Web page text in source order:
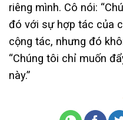
riêng mình. Cô nói:
đó với sự hợp tác của
cộng tác, nhưng đó
“Chúng tôi chỉ muốn
này.”